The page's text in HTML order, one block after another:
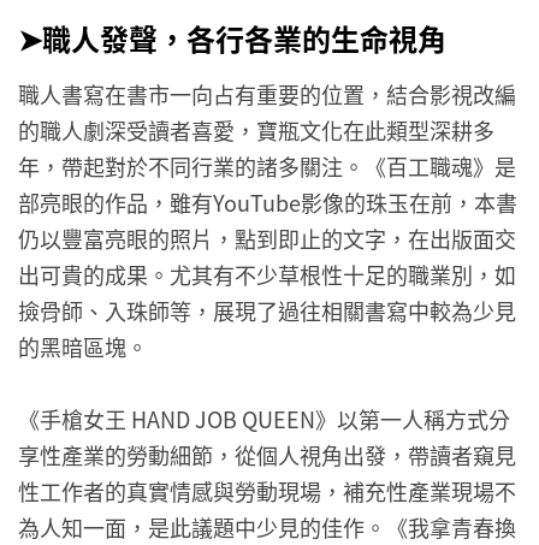
➤職人發聲，各行各業的生命視角
職人書寫在書市一向占有重要的位置，結合影視改編
的職人劇深受讀者喜愛，寶瓶文化在此類型深耕多
年，帶起對於不同行業的諸多關注。《百工職魂》是
部亮眼的作品，雖有YouTube影像的珠玉在前，本書
仍以豐富亮眼的照片，點到即止的文字，在出版面交
出可貴的成果。尤其有不少草根性十足的職業別，如
撿骨師、入珠師等，展現了過往相關書寫中較為少見
的黑暗區塊。
《手槍女王 HAND JOB QUEEN》以第一人稱方式分
享性產業的勞動細節，從個人視角出發，帶讀者窺見
性工作者的真實情感與勞動現場，補充性產業現場不
為人知一面，是此議題中少見的佳作。《我拿青春換